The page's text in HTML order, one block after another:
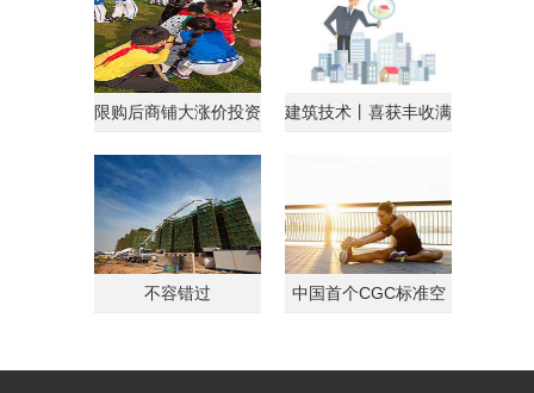
限购后商铺大涨价投资
建筑技术丨喜获丰收满
不容错过
中国首个CGC标准空